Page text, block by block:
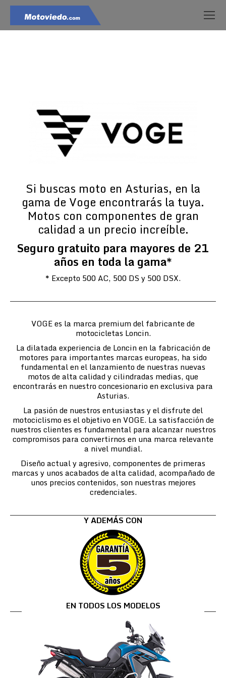
Si buscas moto en Asturias, en la
gama de Voge encontrarás la tuya.
Motos con componentes de gran
calidad a un precio increíble.
Seguro gratuito para mayores de 21
años en toda la gama*
* Excepto 500 AC, 500 DS y 500 DSX.
VOGE es la marca premium del fabricante de
motocicletas Loncin.
La dilatada experiencia de Loncin en la fabricación de
motores para importantes marcas europeas, ha sido
fundamental en el lanzamiento de nuestras nuevas
motos de alta calidad y cilindradas medias, que
encontrarás en nuestro concesionario en exclusiva para
Asturias.
La pasión de nuestros entusiastas y el disfrute del
motociclismo es el objetivo en VOGE. La satisfacción de
nuestros clientes es fundamental para alcanzar nuestros
compromisos para convertirnos en una marca relevante
a nivel mundial.
Diseño actual y agresivo, componentes de primeras
marcas y unos acabados de alta calidad, acompañado de
unos precios contenidos, son nuestras mejores
credenciales.
Y ADEMÁS CON
EN TODOS LOS MODELOS